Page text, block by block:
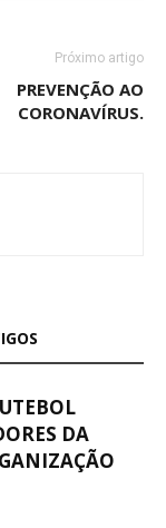
Próximo artigo
PREVENÇÃO AO
CORONAVÍRUS.
DA